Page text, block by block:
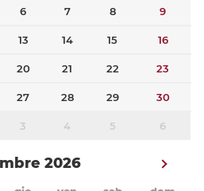
6 7 8 9
13 14 15 16
20 21 22 23
27 28 29 30
3 4 5 6
2026